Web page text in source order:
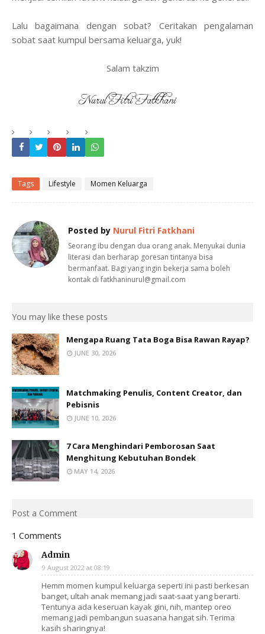
Lalu bagaimana dengan sobat? Ceritakan pengalaman
sobat saat kumpul bersama keluarga, yuk!
Salam takzim
Tags Lifestyle Momen Keluarga
Posted by Nurul Fitri Fatkhani
Seorang ibu dengan dua orang anak. Menyukai dunia
literasi dan berharap goresan tintanya bisa
bermanfaat. Bagi yang ingin bekerja sama boleh
kontak di fatkhaninurul@gmail.com
You may like these posts
Mengapa Ruang Tata Boga Bisa Rawan Rayap?
JUNE 30, 2026
Matchmaking Penulis, Content Creator, dan
Pebisnis
JUNE 10, 2026
7 Cara Menghindari Pemborosan Saat
Menghitung Kebutuhan Bondek
MAY 14, 2026
Post a Comment
1 Comments
Admin
9 August 2022 at 08:19
Hemm momen kumpul keluarga seperti ini pasti berkesan
banget, ultah anak memang jadi saat-saat yang berarti.
Tentunya ada keseruan kayak gini, nih, mantep oreo
memang jadi pembangun suasana hangat sih. Terima
kasih sharingnya!